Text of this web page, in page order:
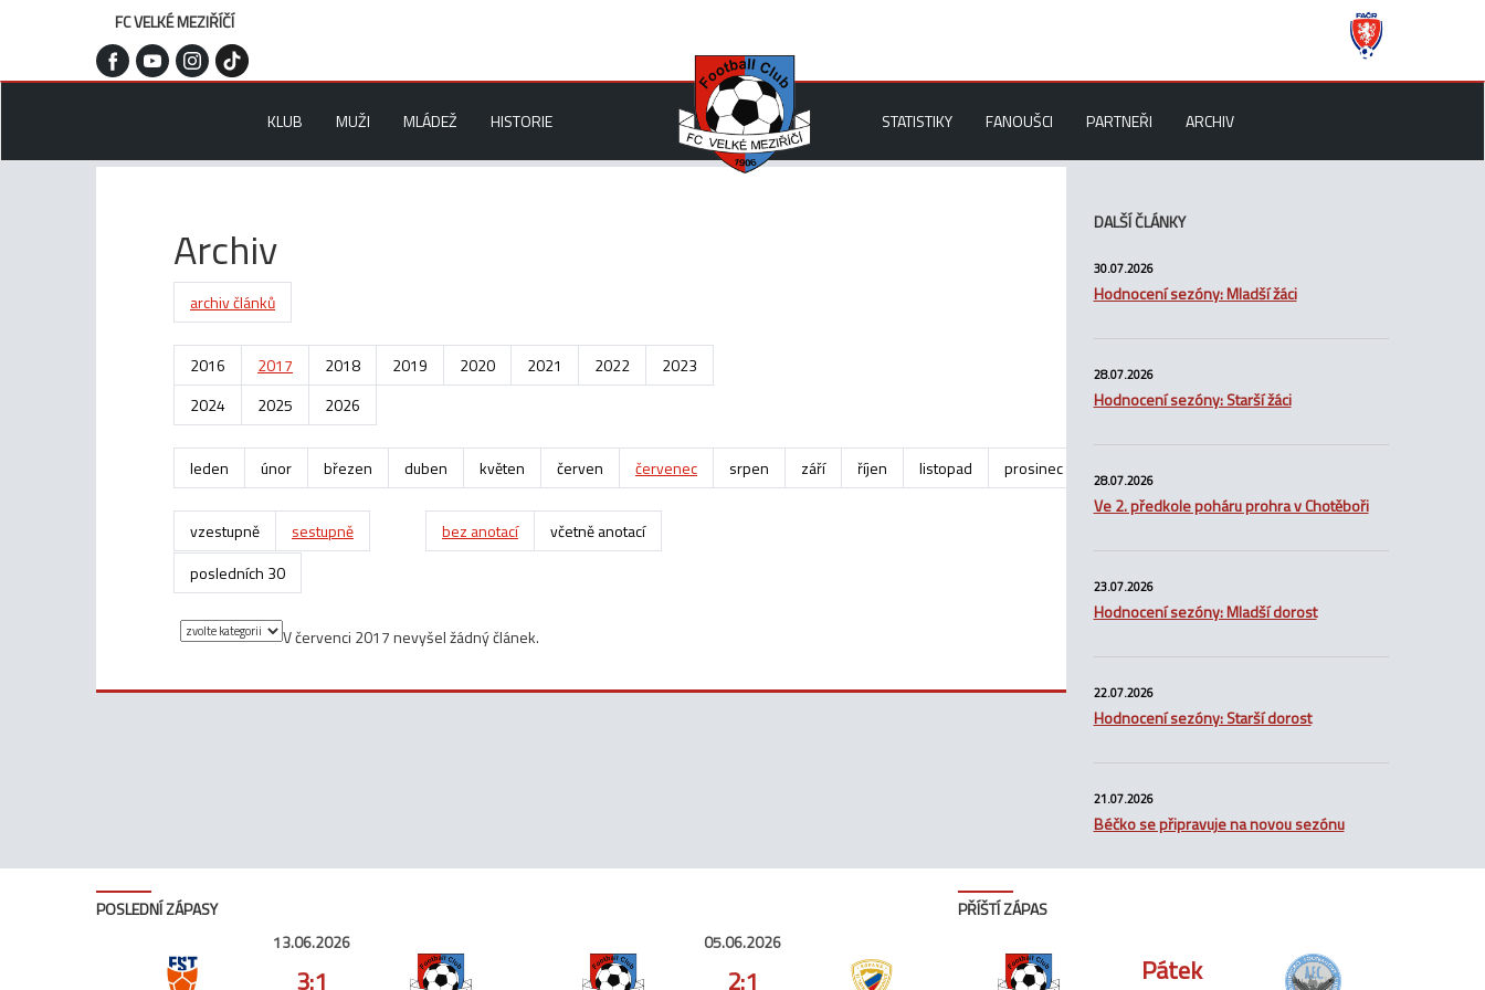
FC VELKÉ MEZIŘÍČÍ
KLUB MUŽI MLÁDEŽ HISTORIE STATISTIKY FANOUŠCI PARTNEŘI ARCHIV
Archiv
archiv článků
2016 2017 2018 2019 2020 2021 2022
2023
2024
2025 2026
leden únor březen duben květen červen červenec srpen září říjen listopad prosinec
vzestupně sestupně bez anotací
včetně anotací
posledních 30
V červenci 2017 nevyšel žádný článek.
DALŠÍ ČLÁNKY
30.07.2026
Hodnocení sezóny: Mladší žáci
28.07.2026
Hodnocení sezóny: Starší žáci
28.07.2026
Ve 2. předkole poháru prohra v Chotěboři
23.07.2026
Hodnocení sezóny: Mladší dorost
22.07.2026
Hodnocení sezóny: Starší dorost
21.07.2026
Béčko se připravuje na novou sezónu
POSLEDNÍ ZÁPASY
13.06.2026
3:1
05.06.2026
2:1
PŘÍŠTÍ ZÁPAS
Pátek